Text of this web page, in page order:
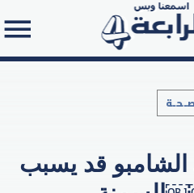
Search in
قد يسبب